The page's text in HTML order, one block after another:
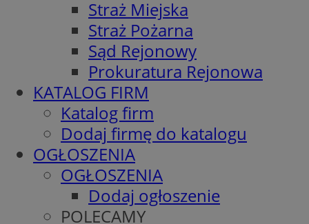
Straż Miejska
Straż Pożarna
Sąd Rejonowy
Prokuratura Rejonowa
KATALOG FIRM
Katalog firm
Dodaj firmę do katalogu
OGŁOSZENIA
OGŁOSZENIA
Dodaj ogłoszenie
POLECAMY